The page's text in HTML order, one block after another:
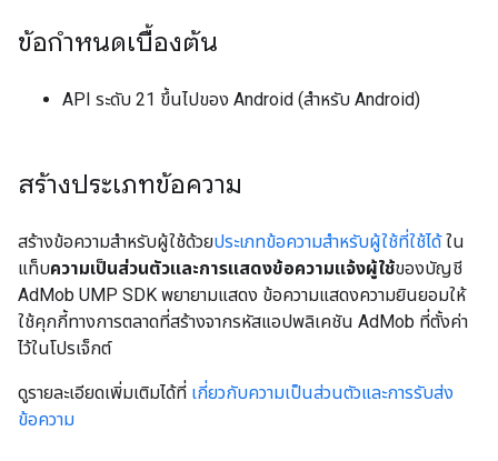
ข้อกำหนดเบื้องต้น
API ระดับ 21 ขึ้นไปของ Android (สำหรับ Android)
สร้างประเภทข้อความ
สร้างข้อความสำหรับผู้ใช้ด้วยประเภทข้อความสำหรับผู้ใช้ที่ใช้ได้ใน
แท็บความเป็นส่วนตัวและการแสดงข้อความแจ้งผู้ใช้ของบัญชี
AdMob UMP SDK พยายามแสดง ข้อความแสดงความยินยอมให้
ใช้คุกกี้ทางการตลาดที่สร้างจากรหัสแอปพลิเคชัน AdMob ที่ตั้งค่า
ไว้ในโปรเจ็กต์
ดูรายละเอียดเพิ่มเติมได้ที่ เกี่ยวกับความเป็นส่วนตัวและการรับส่ง
ข้อความ